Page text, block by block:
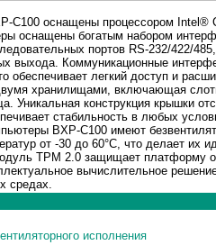
C100 оснащены процессором
оснащены богатым набором
портов RS-232/422/
выхода. Коммуникационные
обеспечивает легкий доступ и
хранилищами, включающая
Уникальная конструкция крышки
стабильность в любых
BXP-C100 имеют
от -30 до 60°C, что делает их
TPM 2.0 защищает платформу
вычислительное
средах.
исполнения